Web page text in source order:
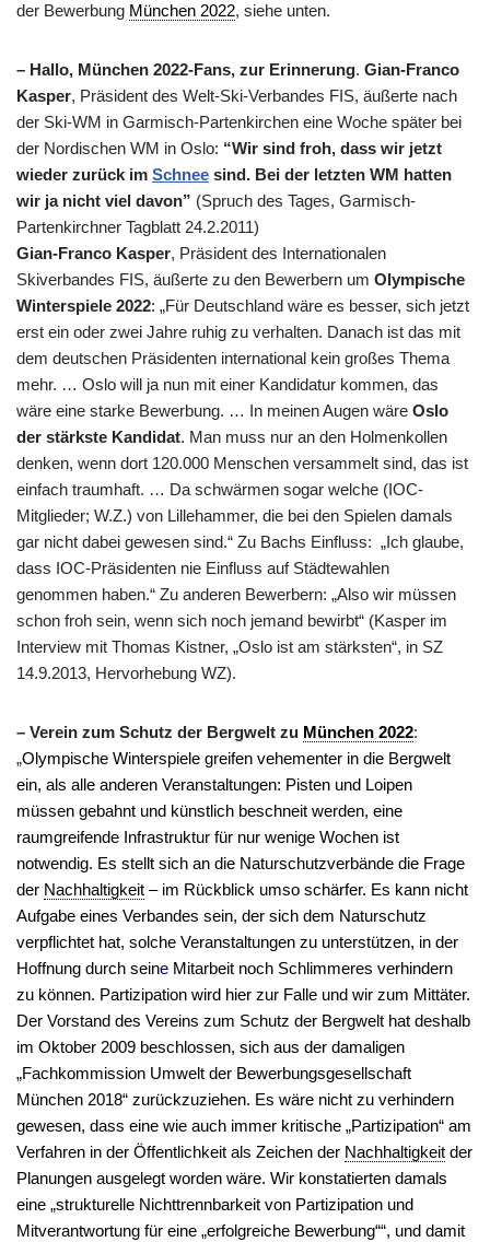
der Bewerbung München 2022, siehe unten.
– Hallo, München 2022-Fans, zur Erinnerung. Gian-Franco
Kasper, Präsident des Welt-Ski-Verbandes FIS, äußerte nach
der Ski-WM in Garmisch-Partenkirchen eine Woche später bei
der Nordischen WM in Oslo: “Wir sind froh, dass wir jetzt
wieder zurück im Schnee sind. Bei der letzten WM hatten
wir ja nicht viel davon” (Spruch des Tages, Garmisch-
Partenkirchner Tagblatt 24.2.2011)
Gian-Franco Kasper, Präsident des Internationalen
Skiverbandes FIS, äußerte zu den Bewerbern um Olympische
Winterspiele 2022: „Für Deutschland wäre es besser, sich jetzt
erst ein oder zwei Jahre ruhig zu verhalten. Danach ist das mit
dem deutschen Präsidenten international kein großes Thema
mehr. … Oslo will ja nun mit einer Kandidatur kommen, das
wäre eine starke Bewerbung. … In meinen Augen wäre Oslo
der stärkste Kandidat. Man muss nur an den Holmenkollen
denken, wenn dort 120.000 Menschen versammelt sind, das ist
einfach traumhaft. … Da schwärmen sogar welche (IOC-
Mitglieder; W.Z.) von Lillehammer, die bei den Spielen damals
gar nicht dabei gewesen sind.“ Zu Bachs Einfluss: „Ich glaube,
dass IOC-Präsidenten nie Einfluss auf Städtewahlen
genommen haben.“ Zu anderen Bewerbern: „Also wir müssen
schon froh sein, wenn sich noch jemand bewirbt“ (Kasper im
Interview mit Thomas Kistner, „Oslo ist am stärksten“, in SZ
14.9.2013, Hervorhebung WZ).
– Verein zum Schutz der Bergwelt zu München 2022:
„Olympische Winterspiele greifen vehementer in die Bergwelt
ein, als alle anderen Veranstaltungen: Pisten und Loipen
müssen gebahnt und künstlich beschneit werden, eine
raumgreifende Infrastruktur für nur wenige Wochen ist
notwendig. Es stellt sich an die Naturschutzverbände die Frage
der Nachhaltigkeit – im Rückblick umso schärfer. Es kann nicht
Aufgabe eines Verbandes sein, der sich dem Naturschutz
verpflichtet hat, solche Veranstaltungen zu unterstützen, in der
Hoffnung durch seine Mitarbeit noch Schlimmeres verhindern
zu können. Partizipation wird hier zur Falle und wir zum Mittäter.
Der Vorstand des Vereins zum Schutz der Bergwelt hat deshalb
im Oktober 2009 beschlossen, sich aus der damaligen
„Fachkommission Umwelt der Bewerbungsgesellschaft
München 2018“ zurückzuziehen. Es wäre nicht zu verhindern
gewesen, dass eine wie auch immer kritische „Partizipation“ am
Verfahren in der Öffentlichkeit als Zeichen der Nachhaltigkeit der
Planungen ausgelegt worden wäre. Wir konstatierten damals
eine „strukturelle Nichttrennbarkeit von Partizipation und
Mitverantwortung für eine „erfolgreiche Bewerbung““, und damit